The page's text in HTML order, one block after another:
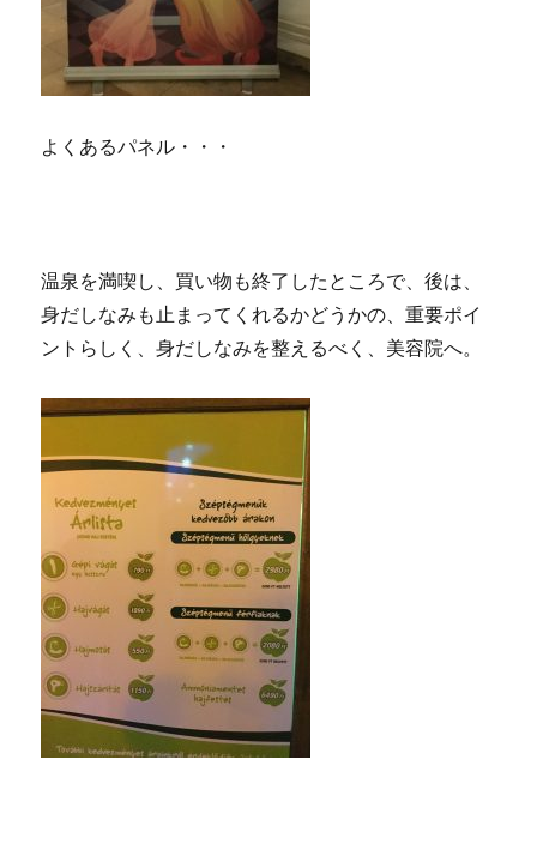
よくあるパネル・・・
温泉を満喫し、買い物も終了したところで、後は、
身だしなみも止まってくれるかどうかの、重要ポイ
ントらしく、身だしなみを整えるべく、美容院へ。